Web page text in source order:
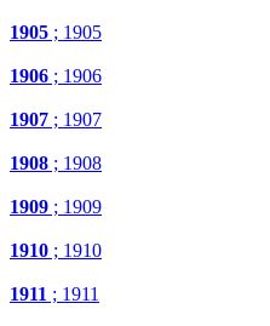
1905 ; 1905
1906 ; 1906
1907 ; 1907
1908 ; 1908
1909 ; 1909
1910 ; 1910
1911 ; 1911